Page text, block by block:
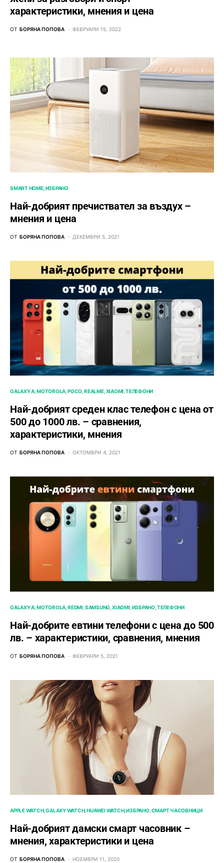
характеристики, мнения и цена
ОТ БОРЯНА ПОПОВА ФЕВРУАРИ 15, 2022
SMART HOME ИЗБРАНО
Най-добрият пречиствател за въздух –
мнения и цена
ОТ БОРЯНА ПОПОВА ДЕКЕМВРИ 5, 2021
GALAXY A MOTOROLA POCO REALME XIAOMI ТЕЛЕФОНИ
Най-добрият среден клас телефон с цена от
500 до 1000 лв. – сравнения,
характеристики, мнения
ОТ БОРЯНА ПОПОВА ОКТОМВРИ 4, 2021
GALAXY A MOTOROLA REDMI SAMSUNG XIAOMI ИЗБРАНО ТЕЛЕФОНИ
Най-добрите евтини телефони с ценa до 500
лв. – характeристики, сравнения, мнения
ОТ БОРЯНА ПОПОВА ФЕВРУАРИ 5, 2021
APPLE WATCH GALAXY WATCH HUAWEI WATCH ИЗБРАНО СМАРТ ЧАСОВНИЦИ
Най-добрият дамски смарт часовник –
мнения, характеристики и цена
ОТ БОРЯНА ПОПОВА НОЕМВРИ 11, 2020